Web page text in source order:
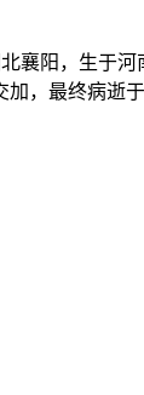
阳，生于
，最终病逝